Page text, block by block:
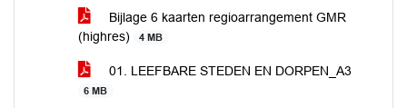
Bijlage 6 kaarten regioarrangement GMR
(highres)
4 MB
01. LEEFBARE STEDEN EN DORPEN_A3
6 MB